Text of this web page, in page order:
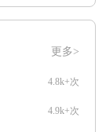
更多>
4.8k+次
4.9k+次